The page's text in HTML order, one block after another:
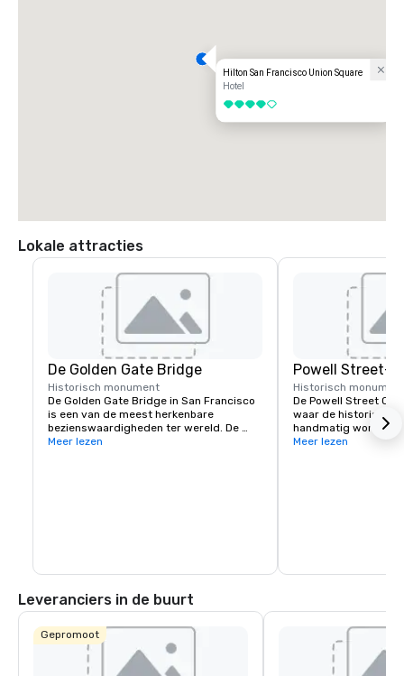
Hilton San Francisco Union Square
Hotel
4 van 5
Lokale attracties
De Golden Gate Bridge
Historisch monument
De Golden Gate Bridge in San Francisco
is een van de meest herkenbare
bezienswaardigheden ter wereld. De
iconische hangbrug staat bekend om zijn
Meer lezen
Powell Street-
Historisch monument
De Powell Street
waar de historische
handmatig worden
richting te
Meer lezen
Leveranciers in de buurt
Gepromoot